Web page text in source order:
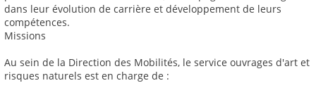
dans leur évolution de carrière et développement de leurs
compétences.
Missions
Au sein de la Direction des Mobilités, le service ouvrages d'art et
risques naturels est en charge de :